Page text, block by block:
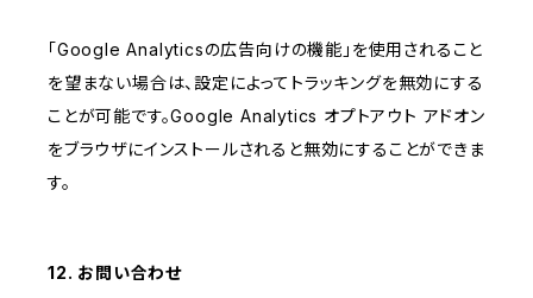
「Google Analyticsの広告向けの機能」を使用されること
を望まない場合は、設定によってトラッキングを無効にする
ことが可能です。Google Analytics オプトアウト アドオン
をブラウザにインストールされると無効にすることができま
す。
12. お問い合わせ